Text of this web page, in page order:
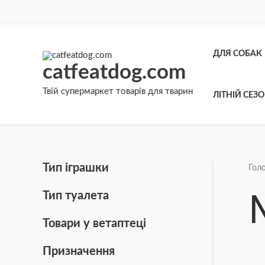
catfeatdog.com
Твій супермаркет товарів для тварин
ДЛЯ СОБАК
ЛІТНІЙ
Тип іграшки
Тип туалета
Товари у ветаптеці
Призначення